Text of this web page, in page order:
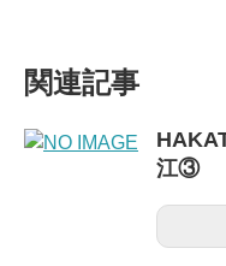
関連記事
江③